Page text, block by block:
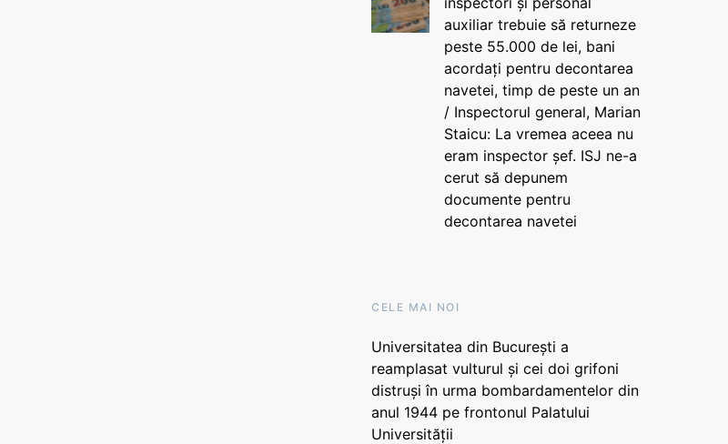
auxiliar trebuie să returneze
peste 55.000 de lei, bani
acordați pentru decontarea
navetei, timp de peste un an
/ Inspectorul general, Marian
Staicu: La vremea aceea nu
eram inspector șef. ISJ ne-a
cerut să depunem
documente pentru
decontarea navetei
CELE MAI NOI
Universitatea din București a
reamplasat vulturul și cei doi grifoni
distruși în urma bombardamentelor din
anul 1944 pe frontonul Palatului
Universității